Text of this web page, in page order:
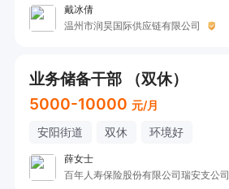
戴冰倩
温州市润昊国际供应链有限公司
业务储备干部 （双休）
5000-10000 元/月
安阳街道 双休 环境好
薛女士
百年人寿保险股份有限公司瑞安支公司